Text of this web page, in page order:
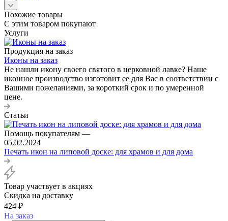
Похожие товары
С этим товаром покупают
Услуги
Продукция на заказ
Иконы на заказ
Не нашли икону своего святого в церковной лавке? Наше
иконное производство изготовит ее для Вас в соответствии с
Вашими пожеланиями, за короткий срок и по умеренной
цене.
Статьи
Помощь покупателям —
05.02.2024
Печать икон на липовой доске: для храмов и для дома
Товар участвует в акциях
Скидка на доставку
424 ₽
На заказ